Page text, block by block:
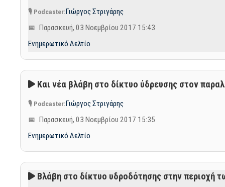
Γιώργος Στριγάρης
Παρασκευή, 03 Νοεμβρίου 2017 15:43
Ενημερωτικό Δελτίο
Και νέα βλάβη στο δίκτυο ύδρευσης στον
Γιώργος Στριγάρης
Παρασκευή, 03 Νοεμβρίου 2017 15:35
Ενημερωτικό Δελτίο
Βλάβη στο δίκτυο υδροδότησης στην περιοχή